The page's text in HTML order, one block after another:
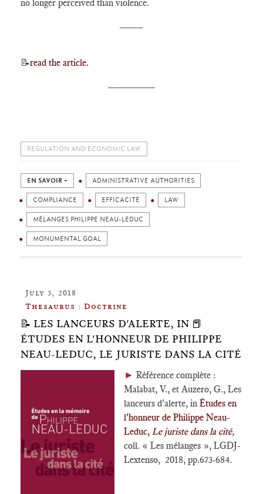
no longer perceived than violence.
📝read the article.
REGULATION AND ECONOMIC LAW
EN SAVOIR + ADMINISTRATIVE AUTHORITIES
COMPLIANCE EFFICACITÉ LAW
MÉLANGES PHILIPPE NEAU-LEDUC
MONUMENTAL GOAL
July 3, 2018
Thesaurus : Doctrine
📝 LES LANCEURS D'ALERTE, IN 📕
ÉTUDES EN L'HONNEUR DE PHILIPPE
NEAU-LEDUC, LE JURISTE DANS LA CITÉ
► Référence complète :
Malabat, V., et Auzero, G., Les
lanceurs d'alerte, in Études en
l'honneur de Philippe Neau-
Leduc, Le juriste dans la cité,
coll. « Les mélanges », LGDJ-
Lextenso, 2018, pp.673-684.